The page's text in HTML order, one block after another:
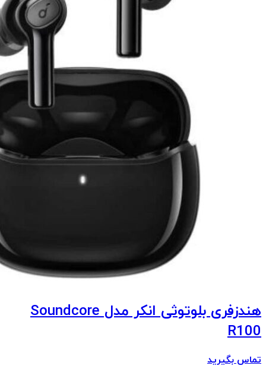
هندزفری بلوتوثی انکر مدل Soundcore
R100
تماس بگیرید